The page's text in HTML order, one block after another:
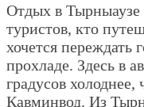
Отдых в Тырныаузе
туристов, кто
хочется переждать
прохладе. Здесь в
градусов
Кавминвод. Из